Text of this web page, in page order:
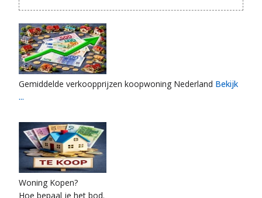
Gemiddelde verkoopprijzen koopwoning Nederland Bekijk
...
Woning Kopen?
Hoe bepaal je het bod.